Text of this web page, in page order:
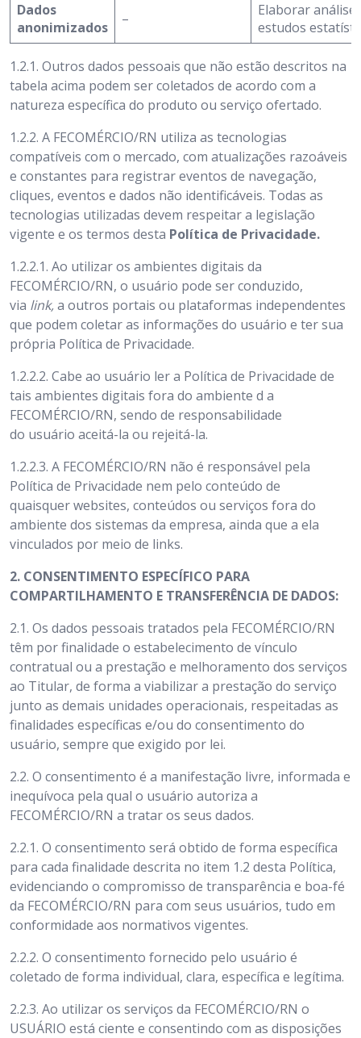
Dados
anonimizados
–
Elaborar
estudos
1.2.1. Outros dados pessoais que não estão descritos na
tabela acima podem ser coletados de acordo com a
natureza específica do produto ou serviço ofertado.
1.2.2. A FECOMÉRCIO/RN utiliza as tecnologias
compatíveis com o mercado, com atualizações razoáveis
e constantes para registrar eventos de navegação,
cliques, eventos e dados não identificáveis. Todas as
tecnologias utilizadas devem respeitar a legislação
vigente e os termos desta Política de Privacidade.
1.2.2.1. Ao utilizar os ambientes digitais da
FECOMÉRCIO/RN, o usuário pode ser conduzido,
via link,a outros portais ou plataformas independentes
que podem coletar as informações do usuário e ter sua
própria Política de Privacidade.
1.2.2.2. Cabe ao usuário ler a Política de Privacidade de
tais ambientes digitais fora do ambiente d a
FECOMÉRCIO/RN, sendo de responsabilidade
do usuário aceitá-la ou rejeitá-la.
1.2.2.3. A FECOMÉRCIO/RN não é responsável pela
Política de Privacidade nem pelo conteúdo de
quaisquer websites, conteúdos ou serviços fora do
ambiente dos sistemas da empresa, ainda que a ela
vinculados por meio de links.
2. CONSENTIMENTO ESPECÍFICO PARA
COMPARTILHAMENTO E TRANSFERÊNCIA DE DADOS:
2.1. Os dados pessoais tratados pela FECOMÉRCIO/RN
têm por finalidade o estabelecimento de vínculo
contratual ou a prestação e melhoramento dos serviços
ao Titular, de forma a viabilizar a prestação do serviço
junto as demais unidades operacionais, respeitadas as
finalidades específicas e/ou do consentimento do
usuário, sempre que exigido por lei.
2.2. O consentimento é a manifestação livre, informada e
inequívoca pela qual o usuário autoriza a
FECOMÉRCIO/RN a tratar os seus dados.
2.2.1. O consentimento será obtido de forma específica
para cada finalidade descrita no item 1.2 desta Política,
evidenciando o compromisso de transparência e boa-fé
da FECOMÉRCIO/RN para com seus usuários, tudo em
conformidade aos normativos vigentes.
2.2.2. O consentimento fornecido pelo usuário é
coletado de forma individual, clara, específica e legítima.
2.2.3. Ao utilizar os serviços da FECOMÉRCIO/RN o
USUÁRIO está ciente e consentindo com as disposições